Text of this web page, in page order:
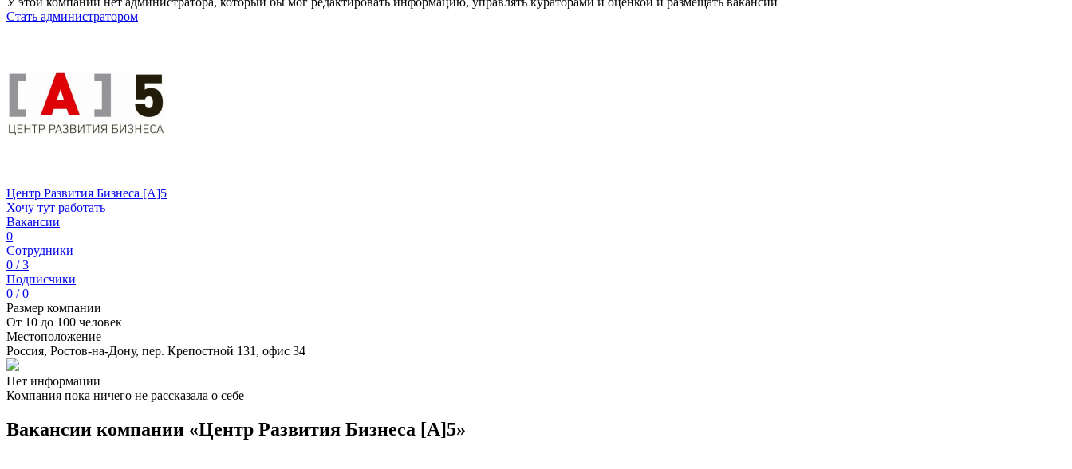
Стать администратором
Центр Развития Бизнеса [A]5
Хочу тут работать
Вакансии
0
Сотрудники
0 / 3
Подписчики
0 / 0
Размер компании
От 10 до 100 человек
Местоположение
Россия, Ростов-на-Дону, пер. Крепостной 131, офис 34
Нет информации
Компания пока ничего не рассказала о себе
Вакансии компании «Центр Развития Бизнеса [A]5»